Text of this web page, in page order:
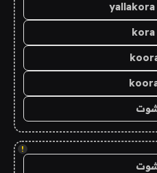
شوت
!
شوت